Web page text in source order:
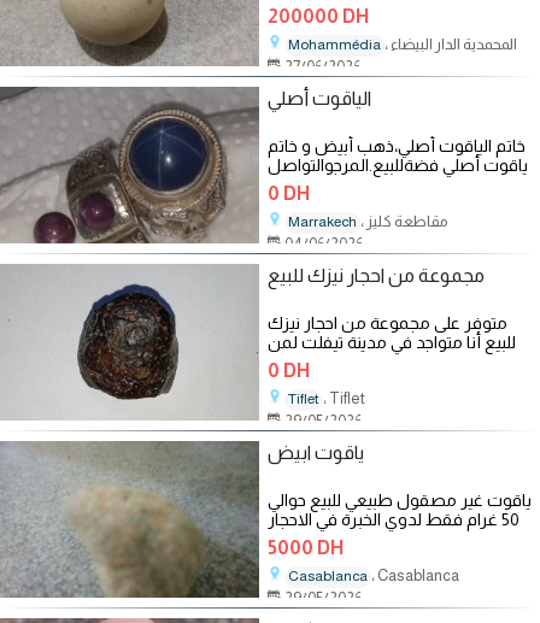
200000 DH
Mohammédia
، المحمدية الدار البيضاء
27/06/2026
الياقوت أصلي
خاتم الياقوت أصلي،ذهب أبيض و خاتم
ياقوت أصلي فضةللبيع.المرجوالتواصل
0 DH
Marrakech
، مقاطعة كليز
04/06/2026
مجموعة من احجار نيزك للبيع
متوفر على مجموعة من احجار نيزك
للبيع أنا متواجد في مدينة تيفلت لمن
يهمه الامر يمكنه القدوم
0 DH
Tiflet ، Tiflet
29/05/2026
ياقوت ابيض
ياقوت غير مصقول طبيعي للبيع حوالي
50 غرام فقط لدوي الخبرة في الاحجار
5000 DH
Casablanca ، Casablanca
29/05/2026